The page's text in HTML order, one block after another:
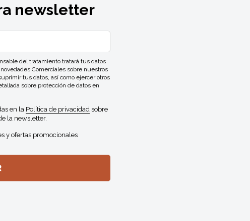
newsletter
del tratamiento tratará tus datos
Comerciales sobre nuestros
tus datos, así como ejercer otros
sobre protección de datos en
en la Política de privacidadsobre
la newsletter.
y ofertas promocionales